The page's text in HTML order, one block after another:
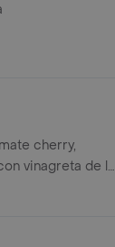
cherry,
vinagreta de la